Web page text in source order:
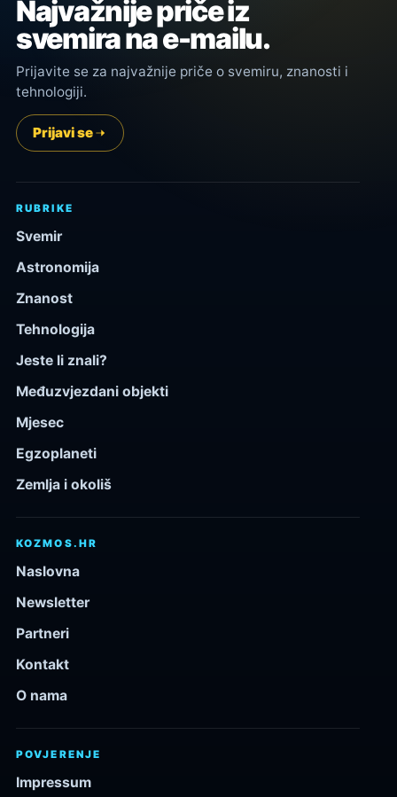
Najvažnije priče iz
svemira na e-mailu.
Prijavite se za najvažnije priče o svemiru, znanosti i
tehnologiji.
Prijavi se
RUBRIKE
Svemir
Astronomija
Znanost
Tehnologija
Jeste li znali?
Međuzvjezdani objekti
Mjesec
Egzoplaneti
Zemlja i okoliš
KOZMOS.HR
Naslovna
Newsletter
Partneri
Kontakt
O nama
POVJERENJE
Impressum